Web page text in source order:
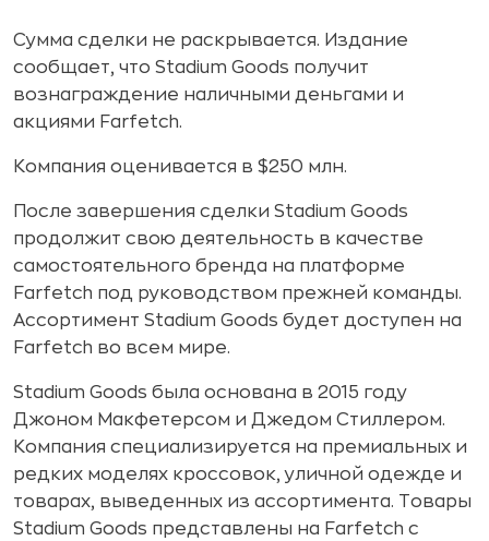
Сумма сделки не раскрывается. Издание
сообщает, что Stadium Goods получит
вознаграждение наличными деньгами и
акциями Farfetch.
Компания оценивается в $250 млн.
После завершения сделки Stadium Goods
продолжит свою деятельность в качестве
самостоятельного бренда на платформе
Farfetch под руководством прежней команды.
Ассортимент Stadium Goods будет доступен на
Farfetch во всем мире.
Stadium Goods была основана в 2015 году
Джоном Макфетерсом и Джедом Стиллером.
Компания специализируется на премиальных и
редких моделях кроссовок, уличной одежде и
товарах, выведенных из ассортимента. Товары
Stadium Goods представлены на Farfetch с